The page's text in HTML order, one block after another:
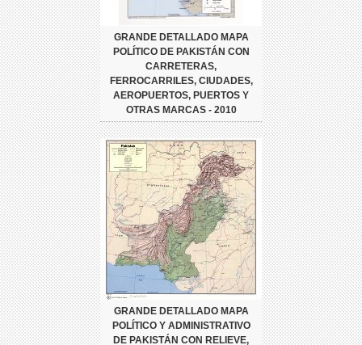
GRANDE DETALLADO MAPA
POLÍTICO DE PAKISTÁN CON
CARRETERAS,
FERROCARRILES, CIUDADES,
AEROPUERTOS, PUERTOS Y
OTRAS MARCAS - 2010
GRANDE DETALLADO MAPA
POLÍTICO Y ADMINISTRATIVO
DE PAKISTÁN CON RELIEVE,